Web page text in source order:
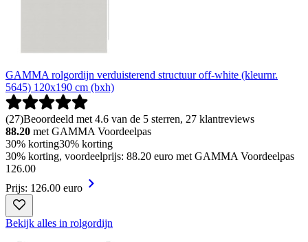
GAMMA rolgordijn verduisterend structuur off-white (kleurnr.
5645) 120x190 cm (bxh)
(27)Beoordeeld met 4.6 van de 5 sterren, 27 klantreviews
88.20 met GAMMA Voordeelpas
30% korting30% korting
30% korting, voordeelprijs: 88.20 euro met GAMMA Voordeelpas
126.00
Prijs: 126.00 euro
Bekijk alles in rolgordijn